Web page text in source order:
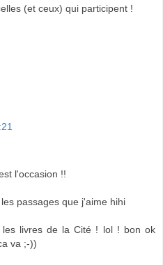
(et ceux) qui participent !
l'occasion !!
passages que j'aime hihi
les livres de la Cité ! lol ! bon ok
va ;-))